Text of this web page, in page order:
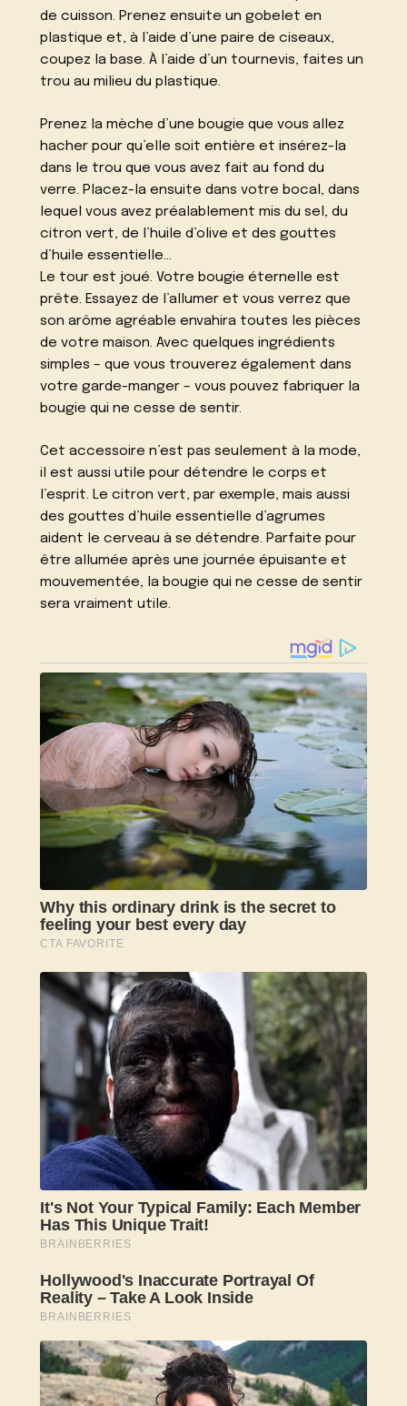
de cuisson. Prenez ensuite un gobelet en
plastique et, à l’aide d’une paire de ciseaux,
coupez la base. À l’aide d’un tournevis, faites un
trou au milieu du plastique.
Prenez la mèche d’une bougie que vous allez
hacher pour qu’elle soit entière et insérez-la
dans le trou que vous avez fait au fond du
verre. Placez-la ensuite dans votre bocal, dans
lequel vous avez préalablement mis du sel, du
citron vert, de l’huile d’olive et des gouttes
d’huile essentielle…
Le tour est joué. Votre bougie éternelle est
prête. Essayez de l’allumer et vous verrez que
son arôme agréable envahira toutes les pièces
de votre maison. Avec quelques ingrédients
simples – que vous trouverez également dans
votre garde-manger – vous pouvez fabriquer la
bougie qui ne cesse de sentir.
Cet accessoire n’est pas seulement à la mode,
il est aussi utile pour détendre le corps et
l’esprit. Le citron vert, par exemple, mais aussi
des gouttes d’huile essentielle d’agrumes
aident le cerveau à se détendre. Parfaite pour
être allumée après une journée épuisante et
mouvementée, la bougie qui ne cesse de sentir
sera vraiment utile.